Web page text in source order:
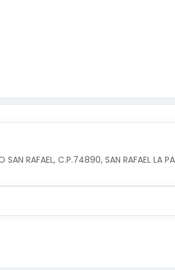
SAN RAFAEL, C.P.74890, SAN RAFAEL LA